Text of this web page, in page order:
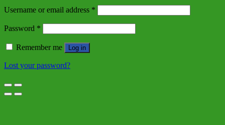
Username or email address *
Password *
Remember me Log in
Lost your password?